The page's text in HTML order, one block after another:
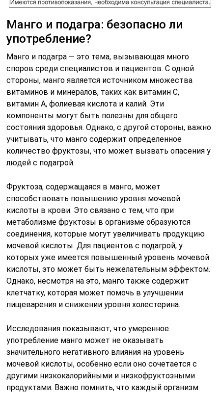
Манго и подагра: безопасно ли
употребление?
Манго и подагра — это тема, вызывающая много
споров среди специалистов и пациентов. С одной
стороны, манго является источником множества
витаминов и минералов, таких как витамин C,
витамин A, фолиевая кислота и калий. Эти
компоненты могут быть полезны для общего
состояния здоровья. Однако, с другой стороны, важно
учитывать, что манго содержит определенное
количество фруктозы, что может вызвать опасения у
людей с подагрой.
Фруктоза, содержащаяся в манго, может
способствовать повышению уровня мочевой
кислоты в крови. Это связано с тем, что при
метаболизме фруктозы в организме образуются
соединения, которые могут увеличивать продукцию
мочевой кислоты. Для пациентов с подагрой, у
которых уже имеется повышенный уровень мочевой
кислоты, это может быть нежелательным эффектом.
Однако, несмотря на это, манго также содержит
клетчатку, которая может помочь в улучшении
пищеварения и снижении уровня холестерина.
Исследования показывают, что умеренное
употребление манго может не оказывать
значительного негативного влияния на уровень
мочевой кислоты, особенно если оно сочетается с
другими низкокалорийными и низкофруктозными
продуктами. Важно помнить, что каждый организм